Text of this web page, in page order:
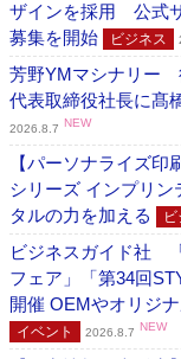
ザインを採用 公式
募集を開始
ビジネス
芳野YMマシナリー
代表取締役社長に髙
2026.8.7 NEW
【パーソナライズ
シリーズ インプリ
タルの力を加える
ビジネスガイド社
フェア」「第34回
開催 OEMやオリジ
イベント 2026.8.7 NEW